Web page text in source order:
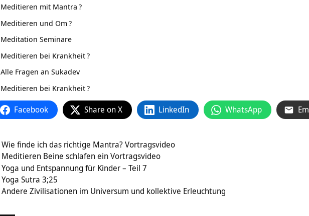
Meditieren mit Mantra ?
Meditieren und Om ?
Meditation Seminare
Meditieren bei Krankheit?
Alle Fragen an Sukadev
Meditieren bei Krankheit?
Facebook Share on X LinkedIn WhatsApp
Wie finde ich das richtige Mantra? Vortragsvideo
Meditieren Beine schlafen ein Vortragsvideo
Yoga und Entspannung für Kinder – Teil 7
Yoga Sutra 3;25
Andere Zivilisationen im Universum und kollektive Erleuchtung